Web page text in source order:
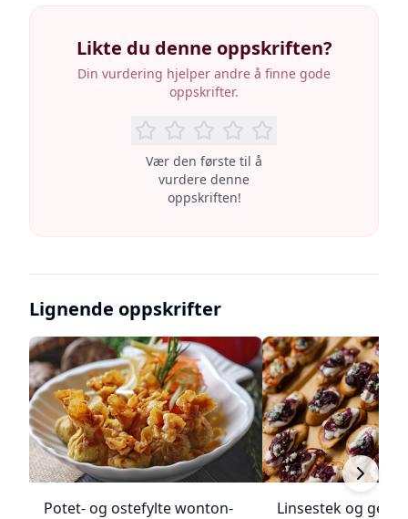
Likte du denne oppskriften?
Din vurdering hjelper andre å finne gode
oppskrifter.
Vær den første til å
vurdere denne
oppskriften!
Lignende oppskrifter
Potet- og ostefylte wonton-
Linsestek og